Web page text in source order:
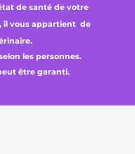
de santé de votre
il vous appartient de
les personnes.
être garanti.